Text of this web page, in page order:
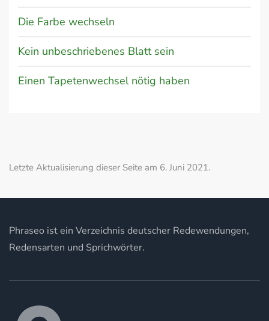
Die Farbe wechseln
Kein unbeschriebenes Blatt sein
Einen Tapetenwechsel nötig haben
Letzte Aktualisierung dieser Seite am 6. Juni 2021.
Phraseo ist ein Verzeichnis deutscher Redewendungen,
Redensarten und Sprichwörter.